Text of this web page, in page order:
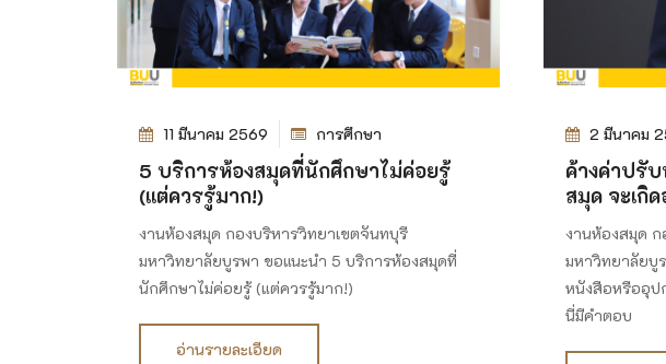
11 มีนาคม 2569 การศึกษา
5 บริการห้องสมุดที่นักศึกษาไม่ค่อยรู้
(แต่ควรรู้มาก!)
งานห้องสมุด กองบริหารวิทยาเขตจันทบุรี
มหาวิทยาลัยบูรพา ขอแนะนำ 5 บริการห้องสมุดที่
นักศึกษาไม่ค่อยรู้ (แต่ควรรู้มาก!)
อ่านรายละเอียด
2 มีนาคม
ค้างค่าปรั
สมุด จะเกิ
งานห้องสมุด
มหาวิทยาลัยบู
หนังสือหรืออุป
นี่มีคำตอบ